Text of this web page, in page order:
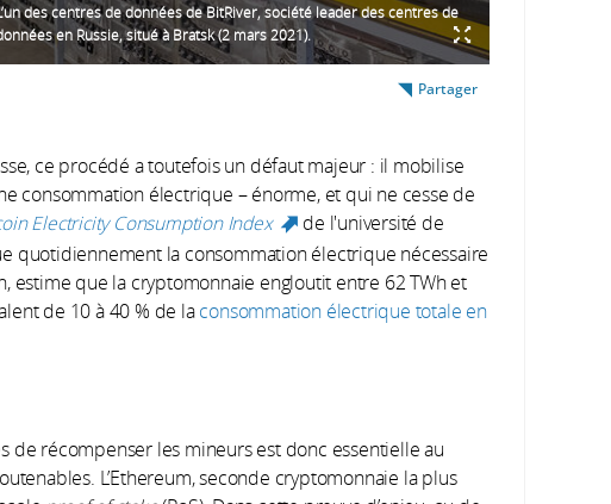
des centres de données de BitRiver, société leader des centres de
en Russie, situé à Bratsk (2 mars 2021).
Partager
ce procédé a toutefois un défaut majeur : il mobilise
consommation électrique – énorme, et qui ne cesse de
Electricity Consumption Index (link is external)
de l'université de
quotidiennement la consommation électrique nécessaire
estime que la cryptomonnaie engloutit entre 62 TWh et
de 10 à 40 % de la consommation électrique totale en
de récompenser les mineurs est donc essentielle au
L’Ethereum, seconde cryptomonnaie la plus